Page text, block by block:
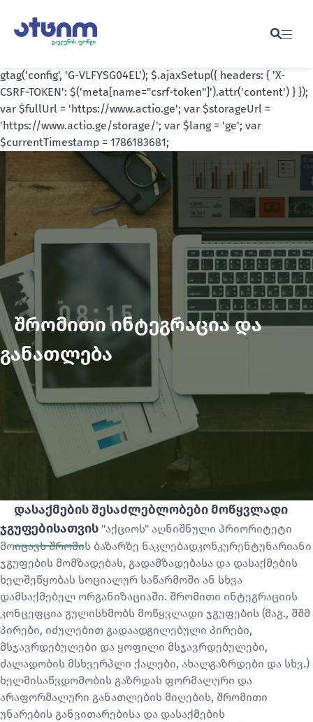
შრომითი ინტეგრაცია და
განათლება
დასაქმების შესაძლებლობები მოწყვლადი
ჯგუფებისათვის "აქციოს" აღნიშნული პრიორიტეტი
მოიცავს შრომის ბაზარზე ნაკლებადკონკურენტუნარიანი
ჯგუფების მომზადებას, გადამზადებასა და დასაქმების
ხელშეწყობას სოციალურ საწარმოში ან სხვა
დამსაქმებელ ორგანიზაციაში. შრომითი ინტეგრაციის
კონცეფცია გულისხმობს მოწყვლადი ჯგუფების (მაგ., შშმ
პირები, იძულებით გადაადგილებული პირები,
მსჯავრდებულები და ყოფილი მსჯავრდებულები,
ძალადობის მსხვერპლი ქალები, ახალგაზრდები და სხვ.)
ხელმისაწვდომობის გაზრდას ფორმალური და
არაფორმალური განათლების მიღების, შრომითი
უნარების განვითარებისა და დასაქმების